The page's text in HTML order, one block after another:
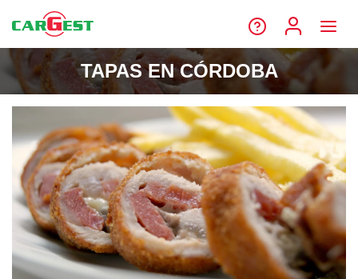
TAPAS EN CÓRDOBA